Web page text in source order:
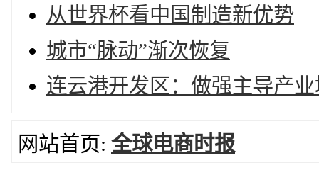
从世界杯看中国制造新优势
城市“脉动”渐次恢复
连云港开发区：做强主导产
网站首页: 全球电商时报